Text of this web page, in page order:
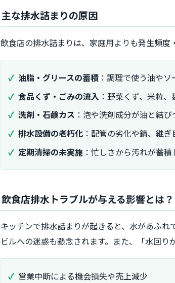
主な排水詰まりの原因
飲食店の排水詰まりは、家庭用よりも発生頻度
油脂・グリースの蓄積 ：調理で使う油や
食品くず・ごみの流入 ：野菜くず、米粒
洗剤・石鹸カス ：泡や洗剤成分が油と結
排水設備の老朽化 ：配管の劣化や錆、継
定期清掃の未実施 ：忙しさから汚れが蓄
飲食店排水トラブルが与える影響とは？
キッチンで排水詰まりが起きると、水があふ
ビルへの迷惑も懸念されます。また、「水回り
営業中断による機会損失や売上減少